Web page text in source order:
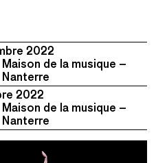
2022
Maison de la musique –
Nanterre
2022
Maison de la musique –
Nanterre